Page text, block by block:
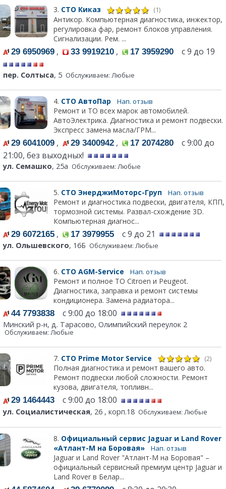
3. СТО Киказ (1)
Антикор. Компьютерная диагностика, инжектор,
регулировка фар, ремонт блоков управления.
Сигнализации. Рем. ...
29 6950969 , 33 9919210 , 17 3959290 с 9 до 19
пер. Солтыса, 5 Обслуживаем: Любые
4. СТО АвтоПар Нап. отзыв
Ремонт и ТО всех марок автомобилей.
АвтоЭлектрика. Диагностика и ремонт подвески.
Экспресс замена масла/ГРМ...
29 6041009 , 29 3400942 , 17 2074280 с 9:00 до
21:00, без выходных!
ул. Семашко, 25а Обслуживаем: Любые
5. СТО ЭнерджиМоторс-Груп Нап. отзыв
Ремонт и диагностика подвески, двигателя, КПП,
тормозной системы. Развал-схождение 3D.
Компьютерная диагнос...
29 6072165 , 17 3979955 с 9 до 21
ул. Ольшевского, 16Б Обслуживаем: Любые
6. СТО AGM-Service Нап. отзыв
Ремонт и полное ТО Citroen и Peugeot.
Диагностика, заправка и ремонт системы
кондиционера. Замена радиатора...
44 7793838 с 9:00 до 18:00
Минский р-н, д. Тарасово, Олимпийский переулок 2
Обслуживаем: Любые
7. СТО Prime Motor Service (2)
Полная диагностика и ремонт вашего авто.
Ремонт подвески любой сложности. Ремонт
кузова, двигателя, топливн...
29 1464443 с 9:00 до 18:00
ул. Социалистическая, 26 , корп.18 Обслуживаем: Любые
8. Официальный сервис Jaguar и Land Rover
«Атлант-М на Боровая»
Нап. отзыв
Jaguar и Land Rover "Атлант-М на Боровая" –
официальный сервисный премиум центр Jaguar и
Land Rover в Белар...